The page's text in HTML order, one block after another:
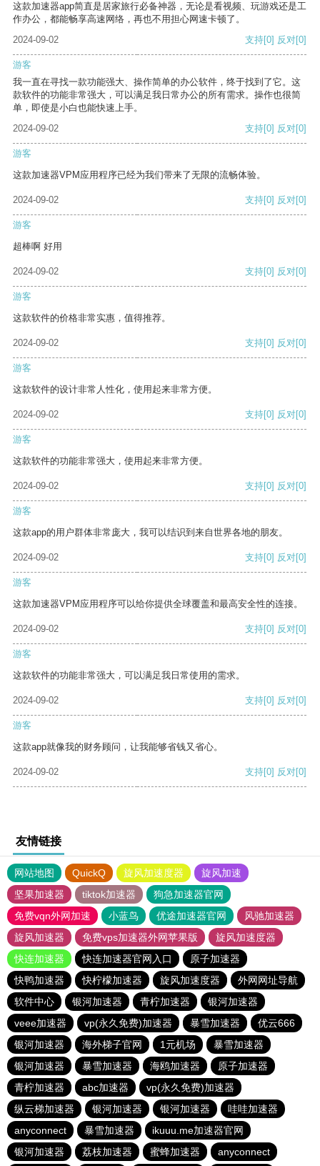
这款加速器app简直是居家旅行必备神器，无论是看视频、玩游戏还是工
作办公，都能畅享高速网络，再也不用担心网速卡顿了。
2024-09-02
支持[0] 反对[0]
游客
我一直在寻找一款功能强大、操作简单的办公软件，终于找到了它。这
款软件的功能非常强大，可以满足我日常办公的所有需求。操作也很简
单，即使是小白也能快速上手。
2024-09-02
支持[0] 反对[0]
游客
这款加速器VPM应用程序已经为我们带来了无限的流畅体验。
2024-09-02 支持[0] 反对[0]
游客
超棒啊 好用
2024-09-02 支持[0] 反对[0]
游客
这款软件的价格非常实惠，值得推荐。
2024-09-02 支持[0] 反对[0]
游客
这款软件的设计非常人性化，使用起来非常方便。
2024-09-02 支持[0] 反对[0]
游客
这款软件的功能非常强大，使用起来非常方便。
2024-09-02 支持[0] 反对[0]
游客
这款app的用户群体非常庞大，我可以结识到来自世界各地的朋友。
2024-09-02 支持[0] 反对[0]
游客
这款加速器VPM应用程序可以给你提供全球覆盖和最高安全性的连接。
2024-09-02 支持[0] 反对[0]
游客
这款软件的功能非常强大，可以满足我日常使用的需求。
2024-09-02 支持[0] 反对[0]
游客
这款app就像我的财务顾问，让我能够省钱又省心。
2024-09-02 支持[0] 反对[0]
友情链接
网站地图 QuickQ 旋风加速度器
旋风加速
坚果加速器
tiktok加速器
狗急加速器官网
免费vqn外网加速
小蓝鸟 优途加速器官网
风驰加速器
旋风加速器
免费vps加速器外网苹果版
旋风加速度器
快连加速器
快连加速器官网入口
原子加速器
快鸭加速器
快柠檬加速器 旋风加速度器
外网网址导航
软件中心
银河加速器 青柠加速器
银河加速器
veee加速器
vp(永久免费)加速器 暴雪加速器
优云666
银河加速器
海外梯子官网 1元机场
暴雪加速器
银河加速器
暴雪加速器 海鸥加速器
原子加速器
青柠加速器
abc加速器
vp(永久免费)加速器
纵云梯加速器
银河加速器 银河加速器
哇哇加速器
anyconnect
暴雪加速器
ikuuu.me加速器官网
银河加速器
荔枝加速器 蜜蜂加速器 anyconnect